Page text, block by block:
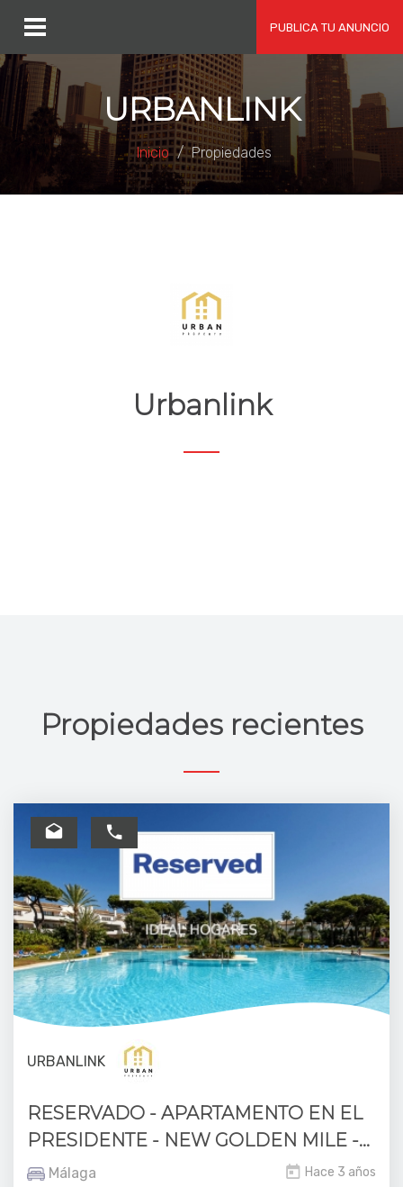
PUBLICA TU ANUNCIO
URBANLINK
Inicio Propiedades
Urbanlink
Propiedades recientes
URBANLINK
RESERVADO - APARTAMENTO EN EL
PRESIDENTE - NEW GOLDEN MILE -...
Málaga Hace 3 años